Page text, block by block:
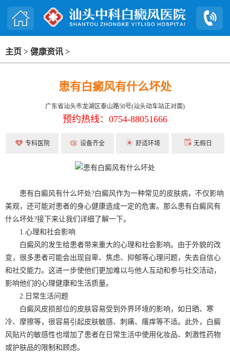
主页 > 健康资讯 >
患有白癜风有什么坏处
广东省汕头市龙湖区泰山路50号(汕头动车站正对面)
预约热线：0754-88051666
专科医院 设备齐全 舒适环境 无假日
患有白癜风有什么坏处?白癜风作为一种常见的皮肤病，不仅影响
美观，还可能对患者的身心健康造成一定的危害。那么患有白癜风有
什么坏处?接下来让我们详细了解一下。
1.心理和社会影响
白癜风的发生给患者带来重大的心理和社会影响。由于外貌的改
变，很多患者可能会出现自卑、焦虑、抑郁等心理问题，失去自信心
和社交能力。这进一步使他们更加难以与他人互动和参与社交活动，
影响他们的心理健康和生活质量。
2.日常生活问题
白癜风皮损部位的皮肤容易受到外界环境的影响，如日晒、寒
冷、摩擦等，很容易引起皮肤敏感、刺痛、瘙痒等不适。此外，白癜
风贴片的敏感性也增加了患者在日常生活中使用化妆品、刺激性药物
或护肤品的限制和顾虑。